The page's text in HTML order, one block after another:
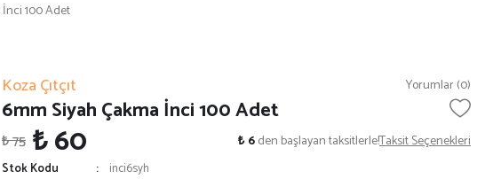
100 Adet
Koza Çıtçıt Yorumlar (0)
6mm Siyah Çakma İnci 100 Adet
₺ 75 ₺ 60 ₺ 6den başlayan taksitlerle!Taksit Seçenekleri
Stok Kodu
inci6syh